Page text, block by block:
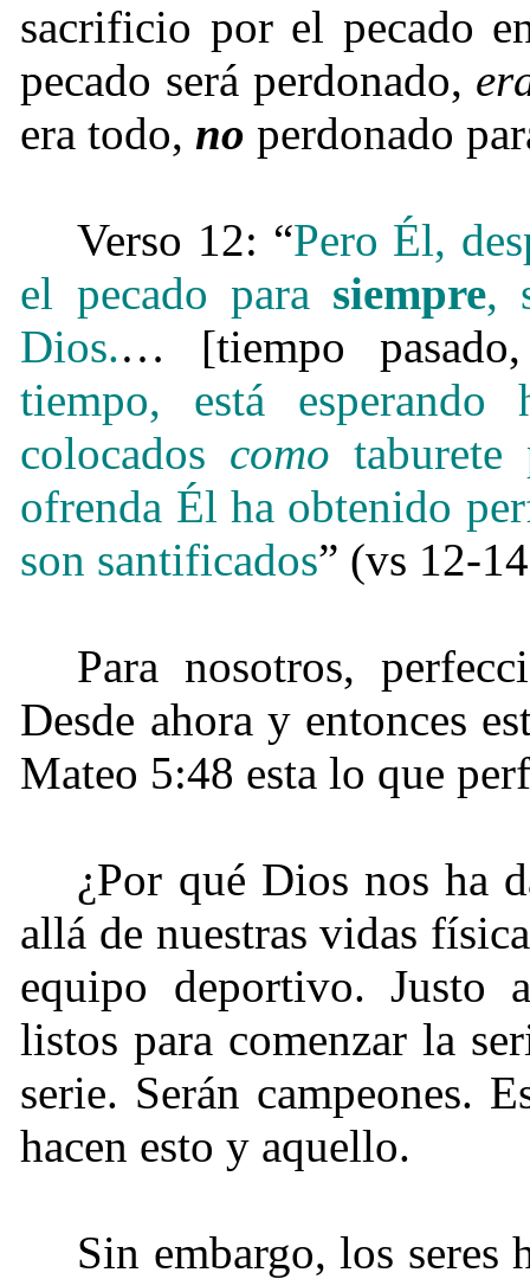
sacrificio por el pecado
pecado será perdonado,
era todo, no perdonado
Verso 12: “Pero Él,
el pecado para siempre,
Dios.… [tiempo
tiempo, está esperando
colocados como
ofrenda Él ha obtenido
son santificados” (vs 12-
Para nosotros,
Desde ahora y entonces
Mateo 5:48 esta lo que
¿Por qué Dios nos ha
allá de nuestras vidas
equipo deportivo. Justo
listos para comenzar la
serie. Serán campeones.
hacen esto y aquello.
Sin embargo, los seres